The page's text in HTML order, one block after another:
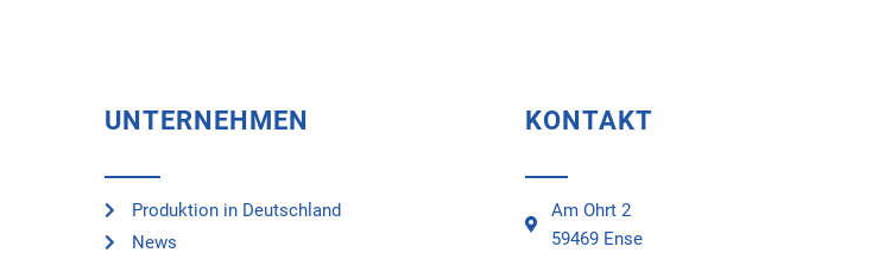
UNTERNEHMEN
Produktion in Deutschland
News
KONTAKT
Am Ohrt 2
59469 Ense